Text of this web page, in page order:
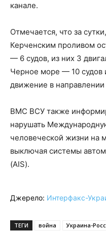
канале.
Отмечается, что за
Керченским проливом
— 6 судов, из них 3
Черное море — 10 судов
движение в
ВМС ВСУ также
нарушать
человеческой жизни на
выключая системы
(AIS).
Джерело: Интерфакс-
ТЕГИ война Украина-